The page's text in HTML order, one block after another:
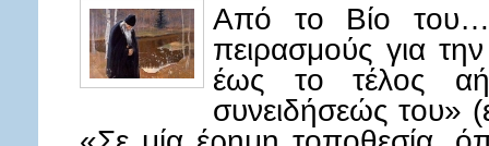
Από το Βίο του…
πειρασμούς για
έως το τέλος
συνειδήσεώς